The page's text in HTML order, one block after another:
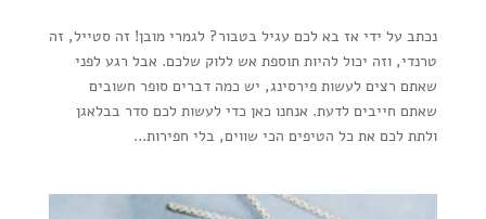
נכתב על ידי אז בא לכם עגיל בטבור? לגמרי מובן! זה סטייל, זה
טרנדי, וזה יכול להיות תוספת אש ללוק שלכם. אבל רגע לפני
שאתם רצים לעשות פירסינג, יש כמה דברים סופר חשובים
שאתם חייבים לדעת. אנחנו כאן כדי לעשות לכם סדר בבלאגן
ולתת לכם את כל הטיפים הכי שווים, בלי חפירות...